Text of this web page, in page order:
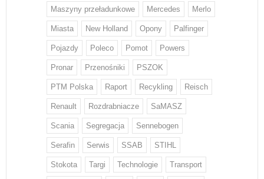
Maszyny przeładunkowe Mercedes Merlo
Miasta New Holland Opony Palfinger
Pojazdy Poleco Pomot Powers
Pronar Przenośniki PSZOK
PTM Polska Raport Recykling Reisch
Renault Rozdrabniacze SaMASZ
Scania Segregacja Sennebogen
Serafin Serwis SSAB STIHL
Stokota Targi Technologie Transport